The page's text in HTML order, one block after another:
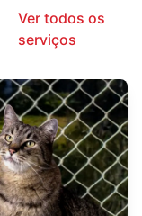
Ver todos os
serviços